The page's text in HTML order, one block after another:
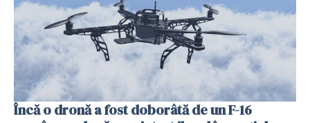
Încă o dronă a fost doborâtă de un F-16